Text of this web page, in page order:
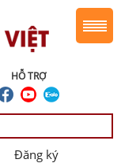
HỖ TRỢ
Đăng ký